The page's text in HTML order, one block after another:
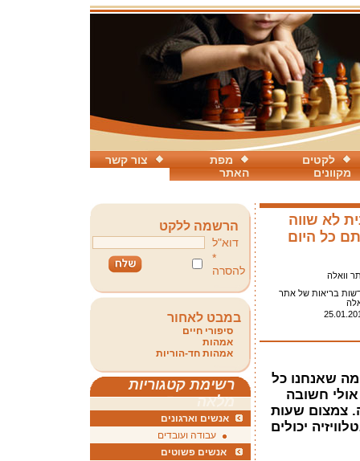
צור קשר
מפת
האתר
לקטים
מקוונים
לא שווה
כל היום
וואלה
בריאות של אתר
שאנחנו כל
חשובה
צמצום שעות
יכולים
הרשמה ללקט
דוא"ל
*
להסרה
במבט לאחור
סיפורי חיים
אמהות
אמהות חד-הוריות
רשימת קטגוריות
מלאה
אנשים וארגונים
עבודה ועובדים
אנשים פשוטים